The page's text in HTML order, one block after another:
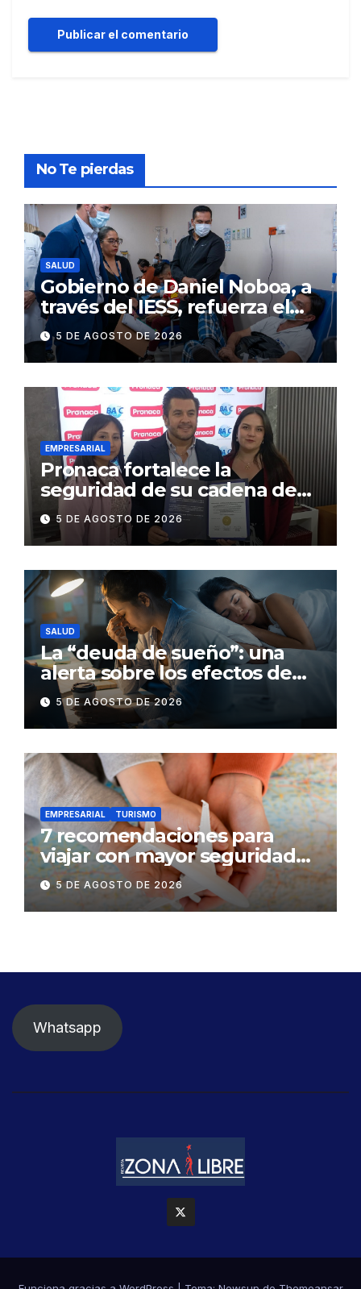
No Te pierdas
SALUD
Gobierno de Daniel Noboa, a
través del IESS, refuerza el
abastecimiento de insulina
en 86 establecimientos de
salud
5 DE AGOSTO DE 2026
EMPRESARIAL
Pronaca fortalece la
seguridad de su cadena de
suministro con certificación
BASC en dos plantas
5 DE AGOSTO DE 2026
SALUD
La “deuda de sueño”: una
alerta sobre los efectos de
dormir mal en la salud física y
mental
5 DE AGOSTO DE 2026
EMPRESARIAL TURISMO
7 recomendaciones para
viajar con mayor seguridad
dentro y fuera del Ecuador
5 DE AGOSTO DE 2026
Whatsapp